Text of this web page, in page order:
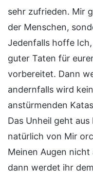
sehr zufrieden. Mir
der Menschen,
Jedenfalls hoffe
guter Taten für
vorbereitet. Dann
andernfalls wird
anstürmenden
Das Unheil geht
natürlich von Mir
Meinen Augen
dann werdet ihr